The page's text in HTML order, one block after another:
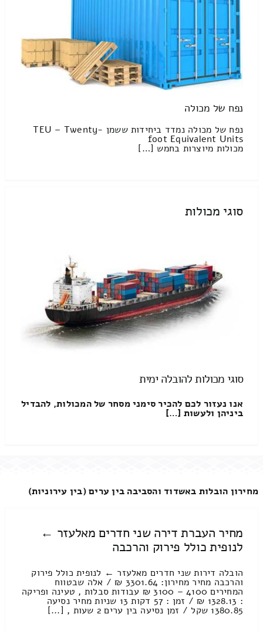
נפח של מכולה
נפח של מכולה נמדד ביחידות ששמן TEU – Twenty-
foot Equivalent Units
מכולות מיוצרות בחמש […]
סוגי מכולות
סוגי מכולות להובלה ימית
אנו נעזור לכם להכיר סימני מסחר של המכולות, להבדיל
ביניהן ולעשות […]
מחירון הובלות באשדוד והסביבה בין ערים (בין עירוניות)
מחיר העברת דירה שני חדרים מאלעזר ←
לנופית כולל פירוק והרכבה
הובלה דירות שני חדרים מאלעזר ← לנופית כולל פירוק
והרכבה מחיר מחירון: 3301.64 ₪ / אלה שבטווח
המחירים 4100 – 3100 ₪ עבודות סבלות , טעינה ופריקה
: 1328.13 ₪ / זמן : 57 דקות 13 שניות מחיר נסיעה
1380.85 שקל / זמן נסיעה בין ערים 2 שעות , [...]